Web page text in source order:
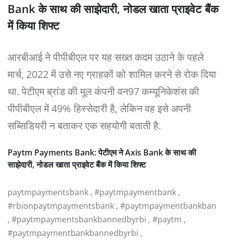
Bank के साथ की साझेदारी, नोडल खाता प्राइवेट बैंक
में किया शिफ्ट
आरबीआई ने पीपीबीएल पर यह सख्त कदम उठाने के पहले
मार्च, 2022 में उसे नए ग्राहकों को शामिल करने से रोक दिया
था. पेटीएम ब्रांड की मूल कंपनी वन97 कम्यूनिकेशंस की
पीपीबीएल में 49% हिस्सेदारी है, लेकिन वह इसे अपनी
सब्सिडियरी न बताकर एक सहयोगी बताती है.
Paytm Payments Bank: पेटीएम ने Axis Bank के साथ की
साझेदारी, नोडल खाता प्राइवेट बैंक में किया शिफ्ट
paytmpaymentsbank , #paytmpaymentbank ,
#rbionpaytmpaymentsbank , #paytmpaymentbankban
, #paytmpaymentsbankbannedbyrbi , #paytm ,
#paytmpaymentbankbannedbyrbi ,